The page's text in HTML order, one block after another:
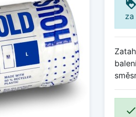
loyalty
